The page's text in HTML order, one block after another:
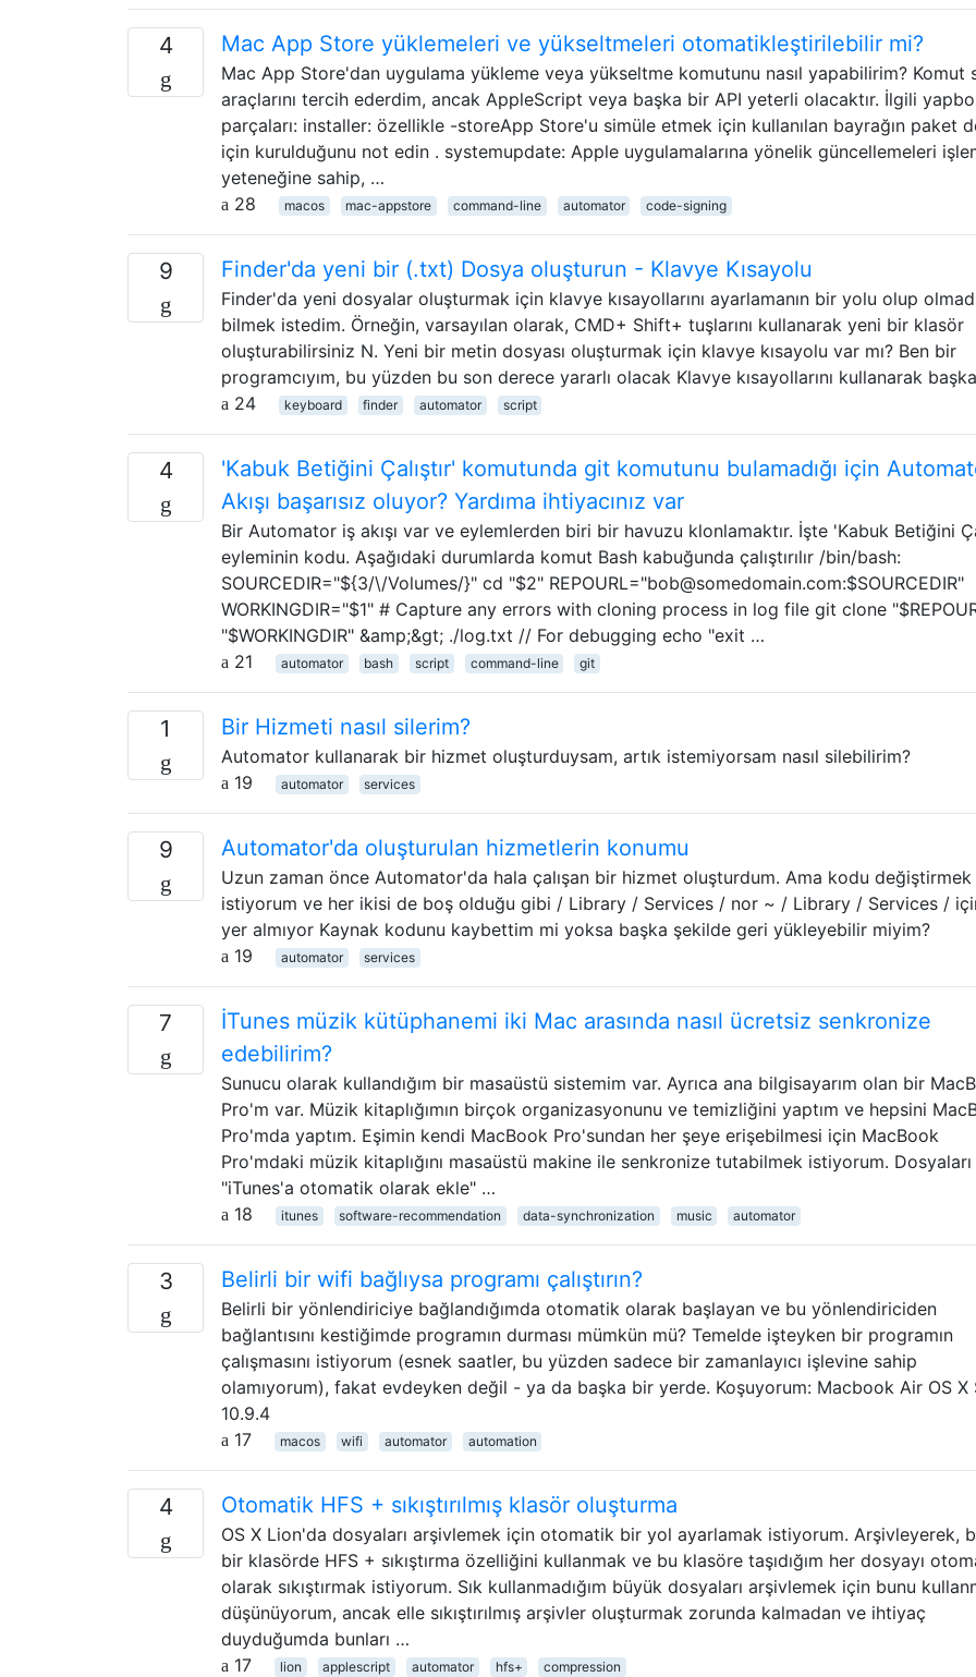
4 Mac App Store yüklemeleri ve yükseltmeleri otomatikleştirilebilir mi?
Mac App Store'dan uygulama yükleme veya yükseltme komutunu nasıl yapabilirim? Komut
araçlarını tercih ederdim, ancak AppleScript veya başka bir API yeterli olacaktır. İlgili
parçaları: installer: özellikle -storeApp Store'u simüle etmek için kullanılan bayrağın paket
için kurulduğunu not edin . systemupdate: Apple uygulamalarına yönelik güncellemeleri
yeteneğine sahip, …
28
macos mac-appstore command-line automator code-signing
9 Finder'da yeni bir (.txt) Dosya oluşturun - Klavye Kısayolu
Finder'da yeni dosyalar oluşturmak için klavye kısayollarını ayarlamanın bir yolu olup
bilmek istedim. Örneğin, varsayılan olarak, CMD+ Shift+ tuşlarını kullanarak yeni bir klasör
oluşturabilirsiniz N. Yeni bir metin dosyası oluşturmak için klavye kısayolu var mı? Ben bir
programcıyım, bu yüzden bu son derece yararlı olacak Klavye kısayollarını kullanarak
24
keyboard finder automator script
4
'Kabuk Betiğini Çalıştır' komutunda git komutunu bulamadığı için
Akışı başarısız oluyor? Yardıma ihtiyacınız var
Bir Automator iş akışı var ve eylemlerden biri bir havuzu klonlamaktır. İşte 'Kabuk Betiğini
eyleminin kodu. Aşağıdaki durumlarda komut Bash kabuğunda çalıştırılır /bin/bash:
SOURCEDIR="${3/\/Volumes/}" cd "$2" REPOURL="bob@somedomain.com:$SOURCEDIR"
WORKINGDIR="$1" # Capture any errors with cloning process in log file git clone
"$WORKINGDIR" &amp;&gt; ./log.txt // For debugging echo "exit …
21
automator bash script command-line git
1 Bir Hizmeti nasıl silerim?
Automator kullanarak bir hizmet oluşturduysam, artık istemiyorsam nasıl silebilirim?
19
automator services
9 Automator'da oluşturulan hizmetlerin konumu
Uzun zaman önce Automator'da hala çalışan bir hizmet oluşturdum. Ama kodu değiştirmek
istiyorum ve her ikisi de boş olduğu gibi / Library / Services / nor ~ / Library / Services /
yer almıyor Kaynak kodunu kaybettim mi yoksa başka şekilde geri yükleyebilir miyim?
19
automator services
7
İTunes müzik kütüphanemi iki Mac arasında nasıl ücretsiz senkronize
edebilirim?
Sunucu olarak kullandığım bir masaüstü sistemim var. Ayrıca ana bilgisayarım olan bir
Pro'm var. Müzik kitaplığımın birçok organizasyonunu ve temizliğini yaptım ve hepsini
Pro'mda yaptım. Eşimin kendi MacBook Pro'sundan her şeye erişebilmesi için MacBook
Pro'mdaki müzik kitaplığını masaüstü makine ile senkronize tutabilmek istiyorum. Dosyaları
"iTunes'a otomatik olarak ekle" …
18
itunes software-recommendation data-synchronization music automator
3 Belirli bir wifi bağlıysa programı çalıştırın?
Belirli bir yönlendiriciye bağlandığımda otomatik olarak başlayan ve bu yönlendiriciden
bağlantısını kestiğimde programın durması mümkün mü? Temelde işteyken bir programın
çalışmasını istiyorum (esnek saatler, bu yüzden sadece bir zamanlayıcı işlevine sahip
olamıyorum), fakat evdeyken değil - ya da başka bir yerde. Koşuyorum: Macbook Air OS X
10.9.4
17
macos wifi automator automation
4 Otomatik HFS + sıkıştırılmış klasör oluşturma
OS X Lion'da dosyaları arşivlemek için otomatik bir yol ayarlamak istiyorum. Arşivleyerek,
bir klasörde HFS + sıkıştırma özelliğini kullanmak ve bu klasöre taşıdığım her dosyayı
olarak sıkıştırmak istiyorum. Sık kullanmadığım büyük dosyaları arşivlemek için bunu
düşünüyorum, ancak elle sıkıştırılmış arşivler oluşturmak zorunda kalmadan ve ihtiyaç
duyduğumda bunları …
17
lion applescript automator hfs+ compression